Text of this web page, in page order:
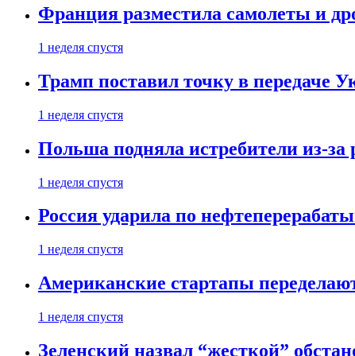
Франция разместила самолеты и
1 неделя спустя
Трамп поставил точку в передаче
1 неделя спустя
Польша подняла истребители из-за
1 неделя спустя
Россия ударила по
1 неделя спустя
Американские стартапы
1 неделя спустя
Зеленский назвал “жесткой”